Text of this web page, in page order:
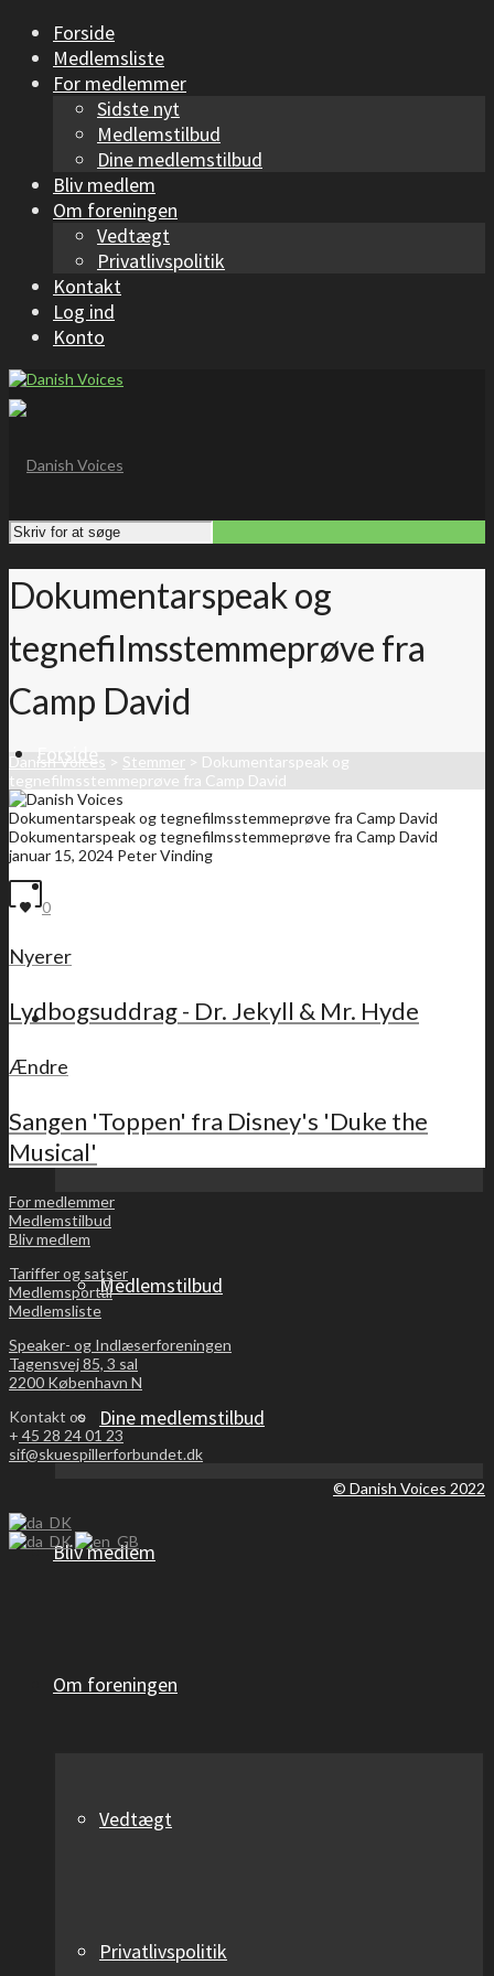
Forside
Medlemsliste
For medlemmer
Sidste nyt
Medlemstilbud
Dine medlemstilbud
Bliv medlem
Om foreningen
Vedtægt
Privatlivspolitik
Kontakt
Log ind
Konto
Forside
For medlemmer
Medlemstilbud
Dine medlemstilbud
Bliv medlem
Om foreningen
Vedtægt
Privatlivspolitik
Dokumentarspeak og
tegnefilmsstemmeprøve fra
Camp David
Danish Voices > Stemmer > Dokumentarspeak og
tegnefilmsstemmeprøve fra Camp David
Dokumentarspeak og tegnefilmsstemmeprøve fra Camp David
Dokumentarspeak og tegnefilmsstemmeprøve fra Camp David
januar 15, 2024 Peter Vinding
0
Nyerer
Lydbogsuddrag - Dr. Jekyll & Mr. Hyde
Ændre
Sangen 'Toppen' fra Disney's 'Duke the
Musical'
For medlemmer
Medlemstilbud
Bliv medlem
Tariffer og satser
Medlemsportal
Medlemsliste
Speaker- og Indlæserforeningen
Tagensvej 85, 3 sal
2200 København N
Kontakt os
+ 45 28 24 01 23
sif@skuespillerforbundet.dk
© Danish Voices 2022